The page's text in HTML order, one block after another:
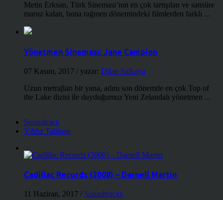
Metin Erksan, Türk Sineması’nın en çok tartışılan ve sansüre
maruz kalan, buna rağmen dönemindeki filmlerden farklı ...
Yönetmen Sineması: Jane Campion
07 Kasım, 2017 / yazar: Dilan Salkaya
Uzun metrajları bir yana, adını son dönemde en çok Top of
the Lake dizisi ile duyduğumuz Yeni Zelandalı yönetmen ...
Soundtrack
Yıldız Tablosu
Cadillac Records (2008) – Darnell Martin
11 Haziran, 2017 / Soundtracks